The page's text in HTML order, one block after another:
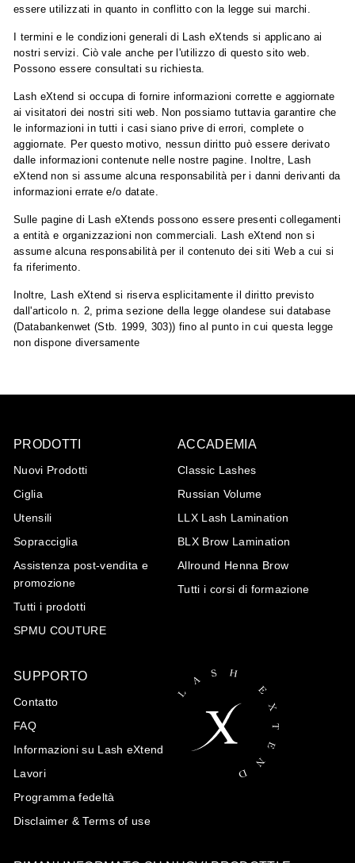
essere utilizzati in quanto in conflitto con la legge sui marchi.
I termini e le condizioni generali di Lash eXtends si applicano ai
nostri servizi. Ciò vale anche per l'utilizzo di questo sito web.
Possono essere consultati su richiesta.
Lash eXtend si occupa di fornire informazioni corrette e aggiornate
ai visitatori dei nostri siti web. Non possiamo tuttavia garantire che
le informazioni in tutti i casi siano prive di errori, complete o
aggiornate. Per questo motivo, nessun diritto può essere derivato
dalle informazioni contenute nelle nostre pagine. Inoltre, Lash
eXtend non si assume alcuna responsabilità per i danni derivanti da
informazioni errate e/o datate.
Sulle pagine di Lash eXtends possono essere presenti collegamenti
a entità e organizzazioni non commerciali. Lash eXtend non si
assume alcuna responsabilità per il contenuto dei siti Web a cui si
fa riferimento.
Inoltre, Lash eXtend si riserva esplicitamente il diritto previsto
dall'articolo n. 2, prima sezione della legge olandese sui database
(Databankenwet (Stb. 1999, 303)) fino al punto in cui questa legge
non dispone diversamente
PRODOTTI
Nuovi Prodotti
Ciglia
Utensili
Sopracciglia
Assistenza post-vendita e
promozione
Tutti i prodotti
SPMU COUTURE
ACCADEMIA
Classic Lashes
Russian Volume
LLX Lash Lamination
BLX Brow Lamination
Allround Henna Brow
Tutti i corsi di formazione
SUPPORTO
Contatto
FAQ
Informazioni su Lash eXtend
Lavori
Programma fedeltà
Disclaimer & Terms of use